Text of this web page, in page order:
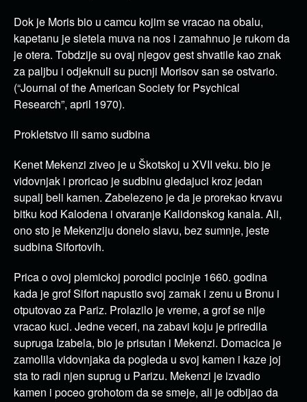
Dok je Moris bio u camcu kojim se vracao na obalu,
kapetanu je sletela muva na nos i zamahnuo je rukom da
je otera. Tobdzije su ovaj njegov gest shvatile kao znak
za paljbu i odjeknuli su pucnji Morisov san se ostvario.
(“Journal of the American Society for Psychical
Research”, april 1970).
Prokletstvo ili samo sudbina
Kenet Mekenzi ziveo je u Škotskoj u XVII veku. bio je
vidovnjak i proricao je sudbinu gledajuci kroz jedan
supalj beli kamen. Zabelezeno je da je prorekao krvavu
bitku kod Kalodena i otvaranje Kalidonskog kanala. Ali,
ono sto je Mekenziju donelo slavu, bez sumnje, jeste
sudbina Sifortovih.
Prica o ovoj plemickoj porodici pocinje 1660. godina
kada je grof Sifort napustio svoj zamak i zenu u Bronu i
otputovao za Pariz. Prolazilo je vreme, a grof se nije
vracao kuci. Jedne veceri, na zabavi koju je priredila
supruga Izabela, bio je prisutan i Mekenzi. Domacica je
zamolila vidovnjaka da pogleda u svoj kamen i kaze joj
sta to radi njen suprug u Parizu. Mekenzi je izvadio
kamen i poceo grohotom da se smeje, ali je odbijao da